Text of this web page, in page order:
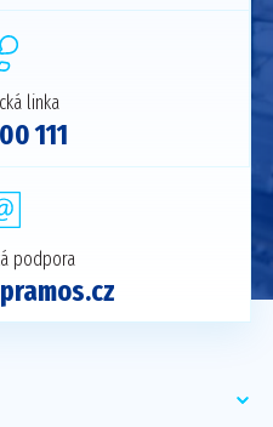
linka
111
podpora